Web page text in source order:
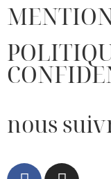
nous